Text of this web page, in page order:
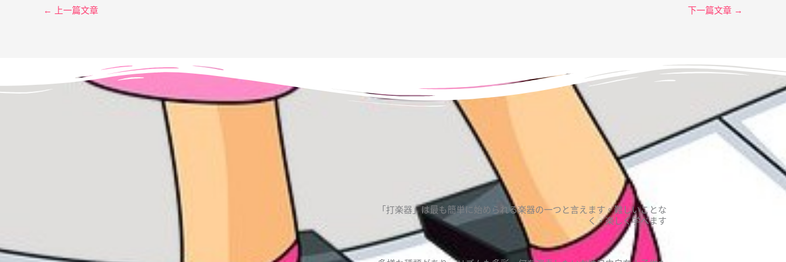
← 上一篇文章 下一篇文章 →
「打楽器」は最も簡単に始められる楽器の一つと言えます。難しいことな
く、楽しく学べます